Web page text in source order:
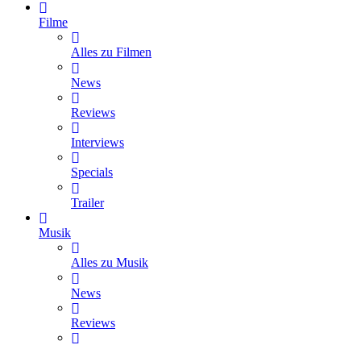
Filme
Alles zu Filmen
News
Reviews
Interviews
Specials
Trailer
Musik
Alles zu Musik
News
Reviews